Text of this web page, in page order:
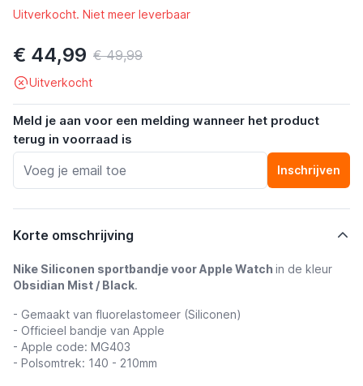
Uitverkocht. Niet meer leverbaar
€ 44,99 € 49,99
Uitverkocht
Meld je aan voor een melding wanneer het product
terug in voorraad is
Inschrijven
Korte omschrijving
Nike Siliconen sportbandje voor Apple Watch in de kleur
Obsidian Mist / Black.
- Gemaakt van fluorelastomeer (Siliconen)
- Officieel bandje van Apple
- Apple code: MG403
- Polsomtrek: 140 - 210mm